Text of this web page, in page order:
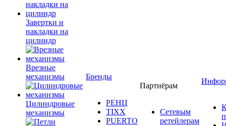
Завертки и
накладки на
цилиндр
Врезные
механизмы
Цилиндровые
механизмы
Бренды
РЕНЦ
TIXX
PUERTO
Партнёрам
Сетевым
ретейлерам